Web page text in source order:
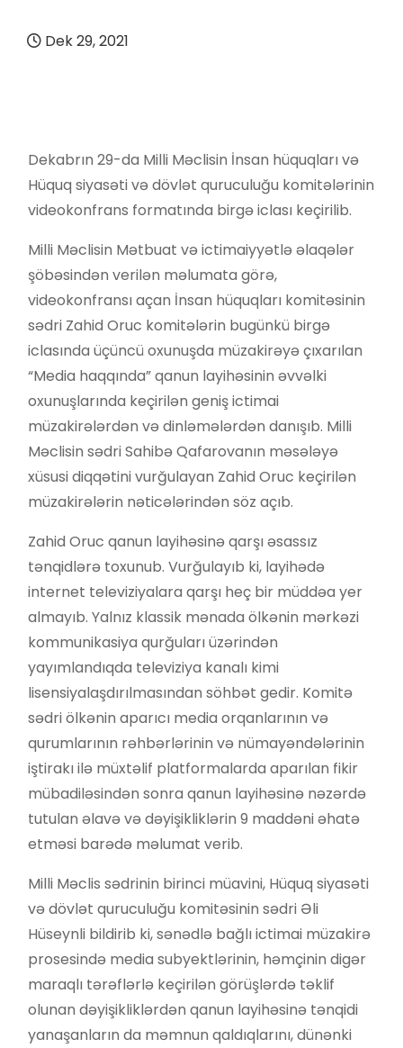
Dek 29, 2021
Dekabrın 29-da Milli Məclisin İnsan hüquqları və
Hüquq siyasəti və dövlət quruculuğu komitələrinin
videokonfrans formatında birgə iclası keçirilib.
Milli Məclisin Mətbuat və ictimaiyyətlə əlaqələr
şöbəsindən verilən məlumata görə,
videokonfransı açan İnsan hüquqları komitəsinin
sədri Zahid Oruc komitələrin bugünkü birgə
iclasında üçüncü oxunuşda müzakirəyə çıxarılan
“Media haqqında” qanun layihəsinin əvvəlki
oxunuşlarında keçirilən geniş ictimai
müzakirələrdən və dinləmələrdən danışıb. Milli
Məclisin sədri Sahibə Qafarovanın məsələyə
xüsusi diqqətini vurğulayan Zahid Oruc keçirilən
müzakirələrin nəticələrindən söz açıb.
Zahid Oruc qanun layihəsinə qarşı əsassız
tənqidlərə toxunub. Vurğulayıb ki, layihədə
internet televiziyalara qarşı heç bir müddəa yer
almayıb. Yalnız klassik mənada ölkənin mərkəzi
kommunikasiya qurğuları üzərindən
yayımlandıqda televiziya kanalı kimi
lisensiyalaşdırılmasından söhbət gedir. Komitə
sədri ölkənin aparıcı media orqanlarının və
qurumlarının rəhbərlərinin və nümayəndələrinin
iştirakı ilə müxtəlif platformalarda aparılan fikir
mübadiləsindən sonra qanun layihəsinə nəzərdə
tutulan əlavə və dəyişikliklərin 9 maddəni əhatə
etməsi barədə məlumat verib.
Milli Məclis sədrinin birinci müavini, Hüquq siyasəti
və dövlət quruculuğu komitəsinin sədri Əli
Hüseynli bildirib ki, sənədlə bağlı ictimai müzakirə
prosesində media subyektlərinin, həmçinin digər
maraqlı tərəflərlə keçirilən görüşlərdə təklif
olunan dəyişikliklərdən qanun layihəsinə tənqidi
yanaşanların da məmnun qaldıqlarını, dünənki